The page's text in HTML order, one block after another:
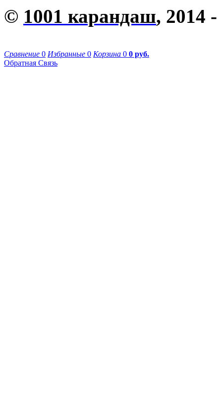
© 1001 карандаш, 2014 -
Сравнение 0 Избранные 0 Корзина 0 0 руб.
Обратная Связь